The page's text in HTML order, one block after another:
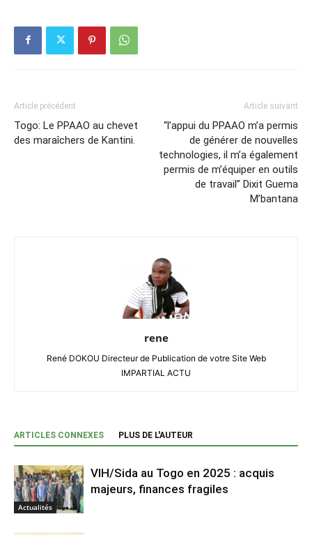
Article précédent
Togo: Le PPAAO au chevet
des maraîchers de Kantini.
Article suivant
“l’appui du PPAAO m’a permis
de générer de nouvelles
technologies, il m’a également
permis de m’équiper en outils
de travail” Dixit Guema
M’bantana
rene
René DOKOU Directeur de Publication de votre Site Web
IMPARTIAL ACTU
ARTICLES CONNEXES PLUS DE L'AUTEUR
Actualités
VIH/Sida au Togo en 2025 : acquis
majeurs, finances fragiles